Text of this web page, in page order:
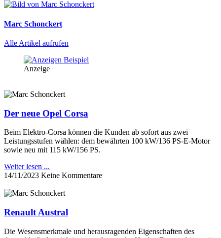
Marc Schonckert
Alle Artikel aufrufen
Anzeige
Der neue Opel Corsa
Beim Elektro-Corsa können die Kunden ab sofort aus zwei
Leistungsstufen wählen: dem bewährten 100 kW/136 PS-E-Motor
sowie neu mit 115 kW/156 PS.
Weiter lesen ...
14/11/2023 Keine Kommentare
Renault Austral
Die Wesensmerkmale und herausragenden Eigenschaften des